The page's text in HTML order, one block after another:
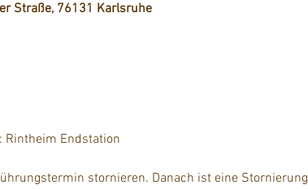
Straße, 76131 Karlsruhe
Endstation
stornieren. Danach ist eine Stornierung